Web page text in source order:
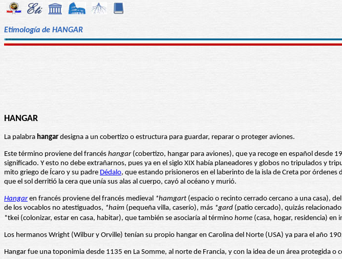
Etimología de HANGAR
HANGAR
La palabra hangar designa a un cobertizo o estructura para guardar, reparar o proteger aviones.
Este término proviene del francés hangar(cobertizo, hangar para aviones), que ya recoge en español desde
significado. Y esto no debe extrañarnos, pues ya en el siglo XIX había planeadores y globos no tripulados y
mito griego de Ícaro y su padre Dédalo, que estando prisioneros en el laberinto de la isla de Creta por
que el sol derritió la cera que unía sus alas al cuerpo, cayó al océano y murió.
Hangaren francés proviene del francés medieval *hamgart (espacio o recinto cerrado cercano a una casa),
de los vocablos no atestiguados, *haim (pequeña villa, caserío), más *gard (patio cercado), quizás
*tkei (colonizar, estar en casa, habitar), que también se asociaría al término home (casa, hogar, residencia) en
Los hermanos Wright (Wilbur y Orville) tenían su propio hangar en Carolina del Norte (USA) ya para el año
Hangar fue una toponimia desde 1135 en La Somme, al norte de Francia, y con la idea de un área protegida o